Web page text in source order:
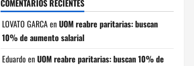
COMENTARIOS RECIENTES
LOVATO GARCAenUOM reabre paritarias: buscan
10% de aumento salarial
Eduardo enUOM reabre paritarias: buscan 10% de